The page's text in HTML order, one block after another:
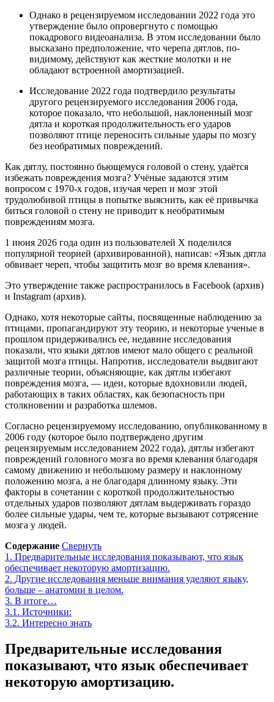
Однако в рецензируемом исследовании 2022 года это
утверждение было опровергнуто с помощью
покадрового видеоанализа. В этом исследовании было
высказано предположение, что черепа дятлов, по-
видимому, действуют как жесткие молотки и не
обладают встроенной амортизацией.
Исследование 2022 года подтвердило результаты
другого рецензируемого исследования 2006 года,
которое показало, что небольшой, наклоненный мозг
дятла и короткая продолжительность его ударов
позволяют птице переносить сильные удары по мозгу
без необратимых повреждений.
Как дятлу, постоянно бьющемуся головой о стену, удаётся
избежать повреждения мозга? Учёные задаются этим
вопросом с 1970-х годов, изучая череп и мозг этой
трудолюбивой птицы в попытке выяснить, как её привычка
биться головой о стену не приводит к необратимым
повреждениям мозга.
1 июня 2026 года один из пользователей X поделился
популярной теорией (архивированной), написав: «Язык дятла
обвивает череп, чтобы защитить мозг во время клевания».
Это утверждение также распространилось в Facebook (архив)
и Instagram (архив).
Однако, хотя некоторые сайты, посвященные наблюдению за
птицами, пропагандируют эту теорию, и некоторые ученые в
прошлом придерживались ее, недавние исследования
показали, что языки дятлов имеют мало общего с реальной
защитой мозга птицы. Напротив, исследователи выдвигают
различные теории, объясняющие, как дятлы избегают
повреждения мозга, — идеи, которые вдохновили людей,
работающих в таких областях, как безопасность при
столкновении и разработка шлемов.
Согласно рецензируемому исследованию, опубликованному в
2006 году (которое было подтверждено другим
рецензируемым исследованием 2022 года), дятлы избегают
повреждений головного мозга во время клевания благодаря
самому движению и небольшому размеру и наклонному
положению мозга, а не благодаря длинному языку. Эти
факторы в сочетании с короткой продолжительностью
отдельных ударов позволяют дятлам выдерживать гораздо
более сильные удары, чем те, которые вызывают сотрясение
мозга у людей.
Содержание Свернуть
1. Предварительные исследования показывают, что язык
обеспечивает некоторую амортизацию.
2. Другие исследования меньше внимания уделяют языку,
больше – анатомии в целом.
3. В итоге…
3.1. Источники:
3.2. Интересно знать
Предварительные исследования
показывают, что язык обеспечивает
некоторую амортизацию.